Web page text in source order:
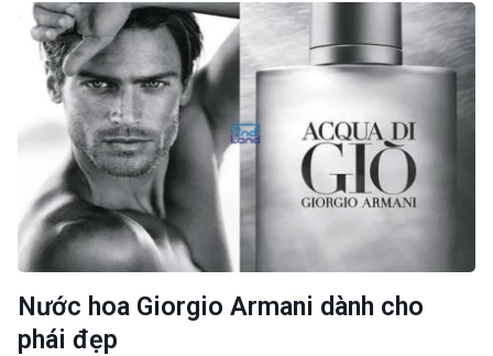
Nước hoa Giorgio Armani dành cho
phái đẹp